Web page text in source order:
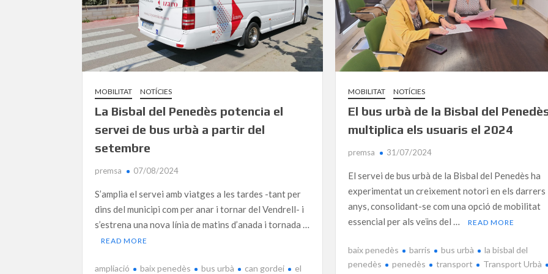
MOBILITAT NOTÍCIES
La Bisbal del Penedès potencia el
servei de bus urbà a partir del
setembre
premsa 07/08/2024
S’amplia el servei amb viatges a les tardes -tant per
dins del municipi com per anar i tornar del Vendrell- i
s’estrena una nova línia de matins d’anada i tornada …
READ MORE
ampliació baix penedès bus urbà can gordei el
MOBILITAT NOTÍCIES
El bus urbà de la Bisbal del
multiplica els usuaris el 2024
premsa 31/07/2024
El servei de bus urbà de la Bisbal del Penedès ha
experimentat un creixement notori en els darrers
anys, consolidant-se com una opció de mobilitat
essencial per als veïns del …
READ MORE
baix penedès barris bus urbà
la bisbal del
penedès
penedès transport
Transport Urbà